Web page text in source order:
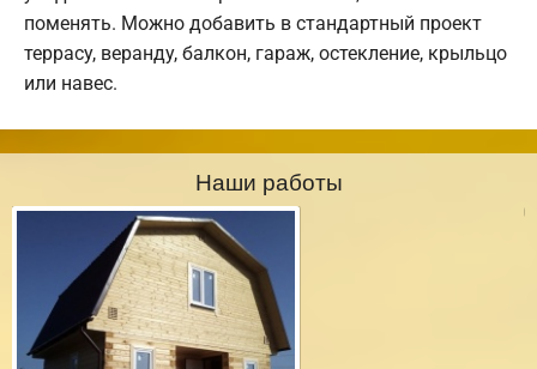
поменять. Можно добавить в стандартный проект
террасу, веранду, балкон, гараж, остекление, крыльцо
или навес.
Наши работы